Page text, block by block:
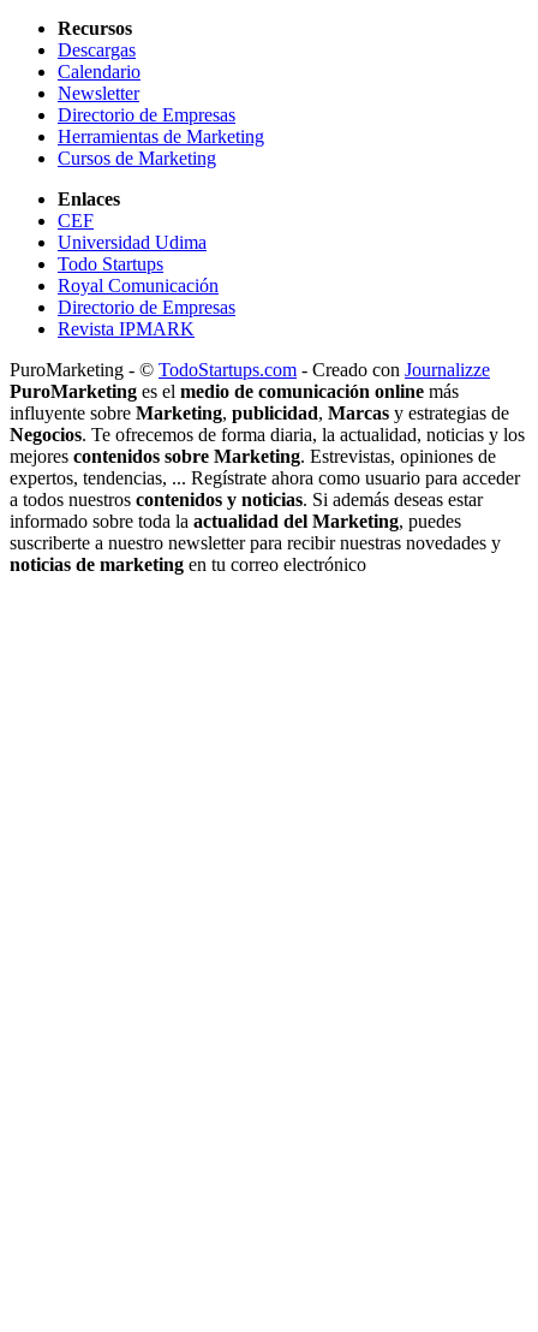
Recursos
Descargas
Calendario
Newsletter
Directorio de Empresas
Herramientas de Marketing
Cursos de Marketing
Enlaces
CEF
Universidad Udima
Todo Startups
Royal Comunicación
Directorio de Empresas
Revista IPMARK
PuroMarketing - © TodoStartups.com - Creado con Journalizze
PuroMarketing es el medio de comunicación online más
influyente sobre Marketing, publicidad, Marcas y estrategias de
Negocios. Te ofrecemos de forma diaria, la actualidad, noticias y los
mejores contenidos sobre Marketing. Estrevistas, opiniones de
expertos, tendencias, ... Regístrate ahora como usuario para acceder
a todos nuestros contenidos y noticias. Si además deseas estar
informado sobre toda la actualidad del Marketing, puedes
suscriberte a nuestro newsletter para recibir nuestras novedades y
noticias de marketing en tu correo electrónico